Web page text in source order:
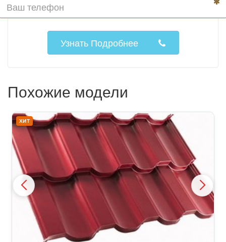
Узнать Подробнее
Похожие модели
ХИТ